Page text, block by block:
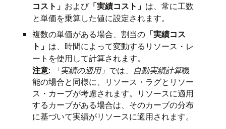
コスト」 および「実績コスト」 は、常に工数
と単価を乗算した値に設定されます。
複数の単価がある場合、割当の 「実績コス
ト」 は、時間によって変動するリソース・レ
ートを使用して計算されます。
注意: 「実績の適用」 では、 自動実績計算機
能の場合と同様に、リソース・ラグとリソー
ス・カーブが考慮されます。リソースに適用
するカーブがある場合は、そのカーブの分布
に基づいて実績がリソースに適用されます。